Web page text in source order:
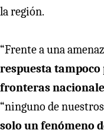
la región.
“Frente a una
respuesta tampoco
fronteras
“ninguno de
solo un fenómeno